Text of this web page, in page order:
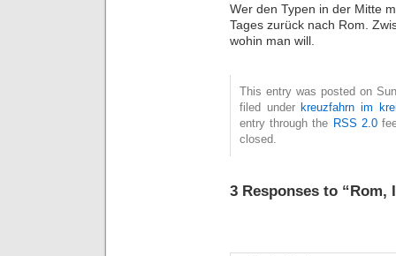
Wer den Typen in der Mitte
Tages zurück nach Rom.
wohin man will.
This entry was posted on
filed underkreuzfahrn im
entry through the RSS 2.0
closed.
3 Responses to “Rom,